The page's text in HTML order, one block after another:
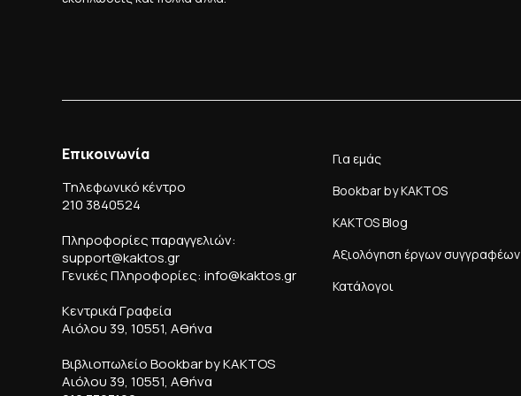
Επικοινωνία
Τηλεφωνικό κέντρο
210 3840524
Πληροφορίες παραγγελιών:
support@kaktos.gr
Γενικές Πληροφορίες: info@kaktos.gr
Κεντρικά Γραφεία
Αιόλου 39, 10551, Αθήνα
Βιβλιοπωλείο Bookbar by KAKTOS
Αιόλου 39, 10551, Αθήνα
Για εμάς
Bookbar by KAKTOS
KAKTOS Blog
Αξιολόγηση έργων συγγραφέων
Κατάλογοι